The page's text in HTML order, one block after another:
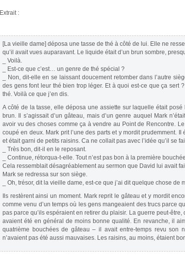
Extrait :
[La vieille dame] déposa une tasse de thé à côté de lui. Elle ne
qu’il avait vues auparavant. Le liquide était d’un brun sombre,
_ Voilà.
_ Est-ce que c’est… un genre de thé spécial ?
_ Non, dit-elle en se laissant doucement retomber dans l’autre
des gens font leur thé bien trop léger. Et à quoi est-ce que ça sert
thé. Voilà ce que j’en dis.
A côté de la tasse, elle déposa une assiette sur laquelle était
brun. Il s’agissait d’un gâteau, mais d’un genre auquel Mark
avoir vu des choses comme ça à vendre au Point de Rencontre.
coupé en deux. Mark prit l’une des parts et y mordit prudemment. Il
et était garni de petits raisins. Ca ne collait pas avec l’idée qu’il se
_ Très bon, dit-il en le reposant.
_ Continue, rétorqua-t-elle. Tout n’est pas bon à la première
Cela ressemblait désagréablement au sermon que David lui avait
Mark se redressa sur son siège.
_ Oh, trésor, dit la vieille dame, est-ce que j’ai dit quelque chose de
Ils restèrent ainsi un moment. Mark reprit le gâteau et y mordit
comme venu d’un temps où les gens mangeaient des trucs parce
pas parce qu’ils espéraient en retirer du plaisir. La guerre peut-
avaient été en général de moins bonne qualité. En revanche, il
quatrième bouchées de gâteau – il avait entre-temps revu son
n’avaient pas été aussi mauvaises. Les raisins, au moins, étaient